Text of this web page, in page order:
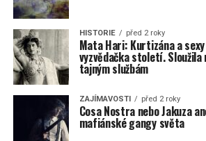
HISTORIE před 2 roky
Mata Hari: Kurtizána a
vyzvědačka století. Sloužila
tajným službám
ZAJÍMAVOSTI před 2 roky
Cosa Nostra nebo Jakuza
mafiánské gangy světa